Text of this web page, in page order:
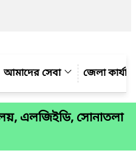
আমাদের সেবা জেলা
এলজিইডি, সোনাতলা